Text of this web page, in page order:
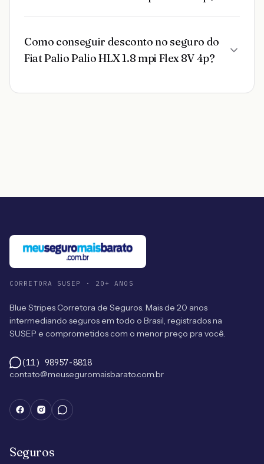
Como conseguir desconto no seguro do
Fiat Palio Palio HLX 1.8 mpi Flex 8V 4p?
CORRETORA SUSEP · 20+ ANOS
Blue Stripes Corretora de Seguros. Mais de 20 anos
intermediando seguros em todo o Brasil, registrados na
SUSEP e comprometidos com o menor preço pra você.
(11) 98957-8818
contato@meuseguromaisbarato.com.br
Seguros